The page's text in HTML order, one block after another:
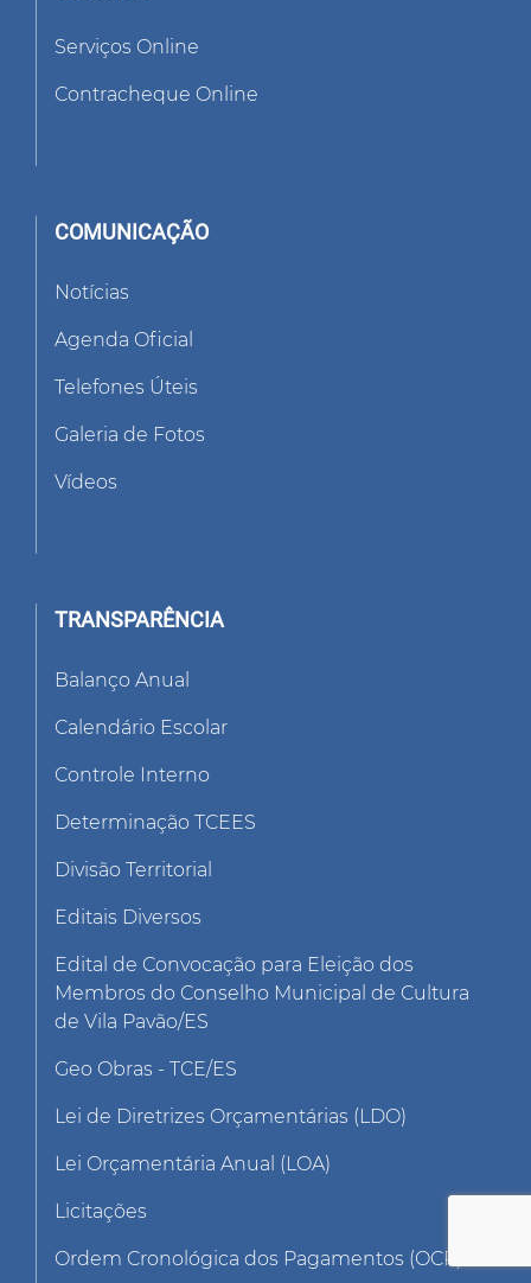
Serviços Online
Contracheque Online
COMUNICAÇÃO
Notícias
Agenda Oficial
Telefones Úteis
Galeria de Fotos
Vídeos
TRANSPARÊNCIA
Balanço Anual
Calendário Escolar
Controle Interno
Determinação TCEES
Divisão Territorial
Editais Diversos
Edital de Convocação para Eleição dos
Membros do Conselho Municipal de Cultura
de Vila Pavão/ES
Geo Obras - TCE/ES
Lei de Diretrizes Orçamentárias (LDO)
Lei Orçamentária Anual (LOA)
Licitações
Ordem Cronológica dos Pagamentos (OCP)